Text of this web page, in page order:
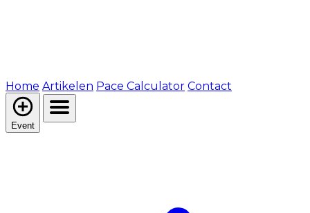
Home Artikelen Pace Calculator Contact
Event